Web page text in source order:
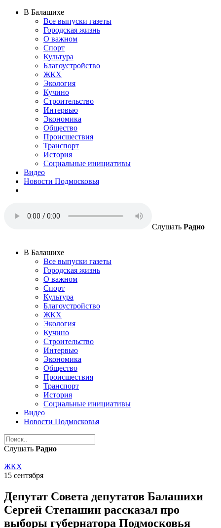
В Балашихе
Все выпуски газеты
Городская жизнь
О важном
Спорт
Культура
Благоустройство
ЖКХ
Экология
Кучино
Строительство
Интервью
Экономика
Общество
Происшествия
Транспорт
История
Социальные инициативы
Видео
Новости Подмосковья
Слушать Радио
В Балашихе
Все выпуски газеты
Городская жизнь
О важном
Спорт
Культура
Благоустройство
ЖКХ
Экология
Кучино
Строительство
Интервью
Экономика
Общество
Происшествия
Транспорт
История
Социальные инициативы
Видео
Новости Подмосковья
Слушать Радио
ЖКХ
15 сентября
Депутат Совета депутатов Балашихи
Сергей Степашин рассказал про
выборы губернатора Подмосковья